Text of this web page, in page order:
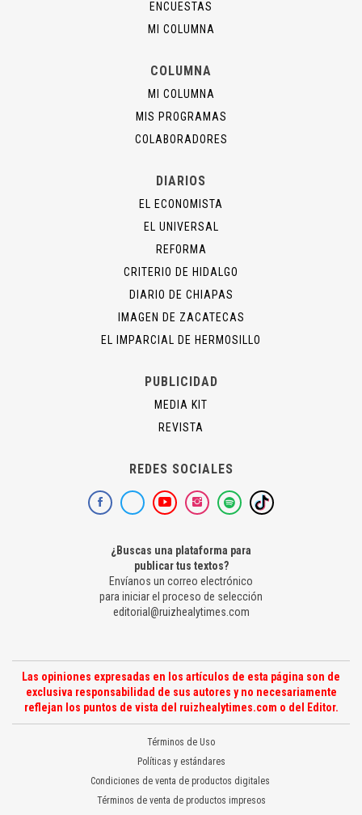
ENCUESTAS
MI COLUMNA
COLUMNA
MI COLUMNA
MIS PROGRAMAS
COLABORADORES
DIARIOS
EL ECONOMISTA
EL UNIVERSAL
REFORMA
CRITERIO DE HIDALGO
DIARIO DE CHIAPAS
IMAGEN DE ZACATECAS
EL IMPARCIAL DE HERMOSILLO
PUBLICIDAD
MEDIA KIT
REVISTA
REDES SOCIALES
¿Buscas una plataforma para
publicar tus textos?
Envíanos un correo electrónico
para iniciar el proceso de selección
editorial@ruizhealytimes.com
Las opiniones expresadas en los artículos de esta página son de
exclusiva responsabilidad de sus autores y no necesariamente
reflejan los puntos de vista del ruizhealytimes.com o del Editor.
Términos de Uso
Políticas y estándares
Condiciones de venta de productos digitales
Términos de venta de productos impresos